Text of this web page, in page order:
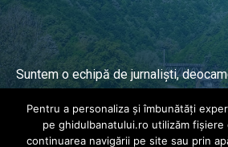
Suntem o echipă de jurnaliști,
ani.
Pentru a personaliza și îmbunătăți
pe ghidulbanatului.ro utilizăm fișiere
continuarea navigării pe site sau prin